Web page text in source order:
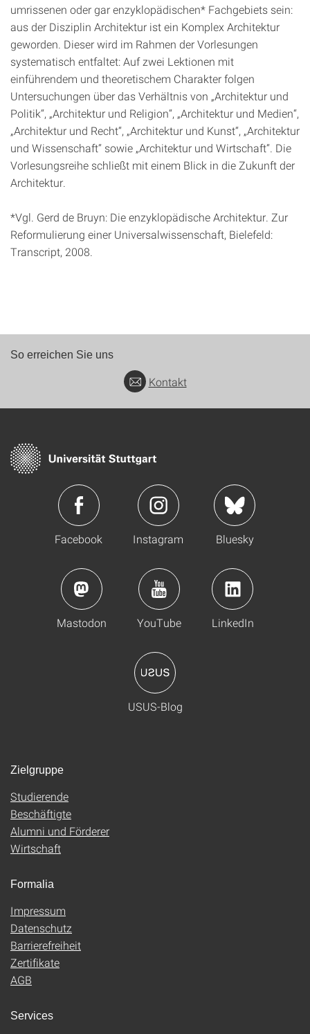
umrissenen oder gar enzyklopädischen* Fachgebiets sein:
aus der Disziplin Architektur ist ein Komplex Architektur
geworden. Dieser wird im Rahmen der Vorlesungen
systematisch entfaltet: Auf zwei Lektionen mit
einführendem und theoretischem Charakter folgen
Untersuchungen über das Verhältnis von „Architektur und
Politik“, „Architektur und Religion“, „Architektur und Medien“,
„Architektur und Recht“, „Architektur und Kunst“, „Architektur
und Wissenschaft“ sowie „Architektur und Wirtschaft“. Die
Vorlesungsreihe schließt mit einem Blick in die Zukunft der
Architektur.
*Vgl. Gerd de Bruyn: Die enzyklopädische Architektur. Zur
Reformulierung einer Universalwissenschaft, Bielefeld:
Transcript, 2008.
So erreichen Sie uns
Kontakt
Facebook Instagram Bluesky
Mastodon YouTube LinkedIn
USUS-Blog
Zielgruppe
Studierende
Beschäftigte
Alumni und Förderer
Wirtschaft
Formalia
Impressum
Datenschutz
Barrierefreiheit
Zertifikate
AGB
Services